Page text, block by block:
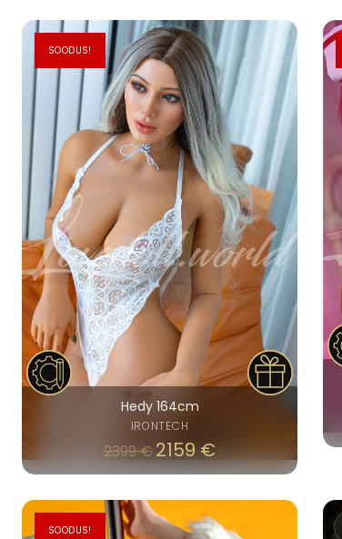
SOODUS!
Hedy 164cm
IRONTECH
2399€2159€
SOODUS!